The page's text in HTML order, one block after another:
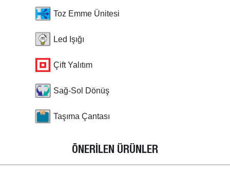
Toz Emme Ünitesi
Led Işığı
Çift Yalıtım
Sağ-Sol Dönüş
Taşıma Çantası
ÖNERİLEN ÜRÜNLER